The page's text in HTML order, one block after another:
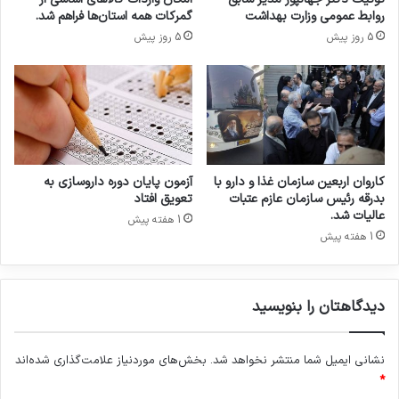
م
ل
ا
ا
خ
ی
د
ر
ب
ی
م
ر
س
ت
ن‌
ه
ا
ب
ه
م
ن
ا
س
ب
ت
ا
ن
ت
خ
ا
آ
ت‌
ل
ه
روابط عمومی وزارت بهداشت
5 روز پیش
گمرکات همه استان‌ها فراهم شد.
5 روز پیش
کاروان اربعین سازمان غذا و دارو با
بدرقه رئیس سازمان عازم عتبات
عالیات شد.
1 هفته پیش
آزمون پایان دوره داروسازی به
تعویق افتاد
1 هفته پیش
دیدگاهتان را بنویسید
نشانی ایمیل شما منتشر نخواهد شد. بخش‌های موردنیاز علامت‌گذاری شده‌اند
*